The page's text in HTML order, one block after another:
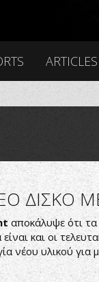
ARTICLES
ΔΙΣΚΟ
αποκάλυψε ότι
είναι και οι
νέου υλικού για